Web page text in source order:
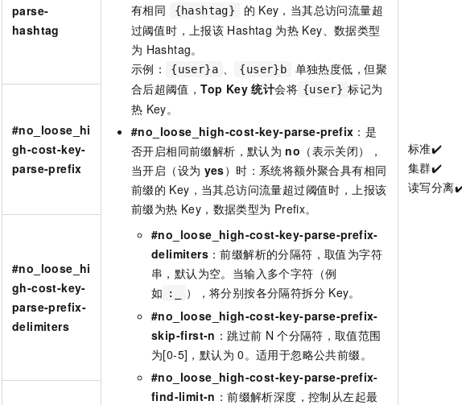
有相同
{hashtag} 的 Key，当其总访问流量超
过阈值时，上报该 Hashtag 为热 Key、数据类型
为 Hashtag。
示例：
{user}a {user}b
单独热度低，但聚
合后超阈值，Top Key 统计会将 {user} 标记为
热 Key。
#no_loose_high-cost-key-parse-prefix ：是
否开启相同前缀解析，默认为 no （表示关闭），
当开启（设为 yes）时：系统将额外聚合具有相同
前缀的 Key，当其总访问流量超过阈值时，上报该
前缀为热 Key，数据类型为 Prefix。
#no_loose_high-cost-key-parse-prefix-
delimiters ：前缀解析的分隔符，取值为字符
串，默认为空。当输入多个字符（例
如
:_ ），将分别按各分隔符拆分 Key。
#no_loose_high-cost-key-parse-prefix-
skip-first-n ：跳过前 N 个分隔符，取值范围
为[0-5]，默认为 0。适用于忽略公共前缀。
#no_loose_high-cost-key-parse-prefix-
find-limit-n ：前缀解析深度，控制从左起最
标准️️✔️
集群✔️
读写分离
parse-
hashtag
#no_loose_hi
gh-cost-key-
parse-prefix
#no_loose_hi
gh-cost-key-
parse-prefix-
delimiters